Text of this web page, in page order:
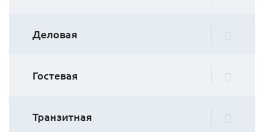
Деловая
Гостевая
Транзитная